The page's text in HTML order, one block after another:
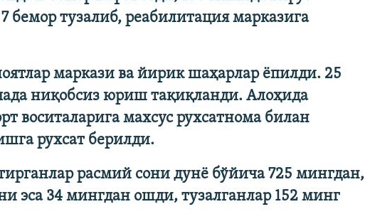
бемор тузалиб, реабилитация марказига
маркази ва йирик шаҳарлар ёпилди. 25
ниқобсиз юриш тақиқланди. Алоҳида
воситаларига махсус рухсатнома билан
рухсат берилди.
расмий сони дунё бўйича 725 мингдан,
эса 34 мингдан ошди, тузалганлар 152 минг